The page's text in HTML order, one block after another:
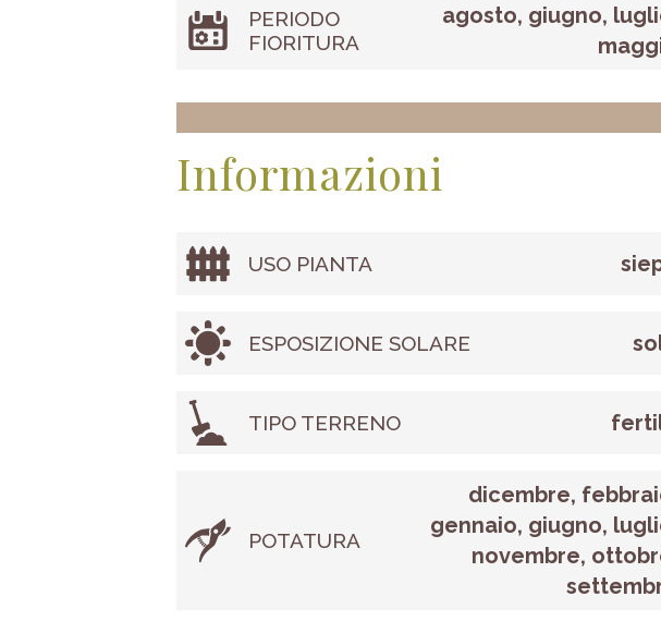
PERIODO
FIORITURA
agosto, giugno,
Informazioni
USO PIANTA
ESPOSIZIONE SOLARE
TIPO TERRENO
POTATURA
dicembre,
gennaio, giugno,
novembre,